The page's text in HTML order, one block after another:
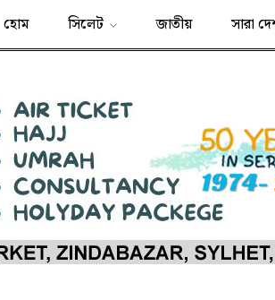
হোম সিলেট জাতীয় সারা